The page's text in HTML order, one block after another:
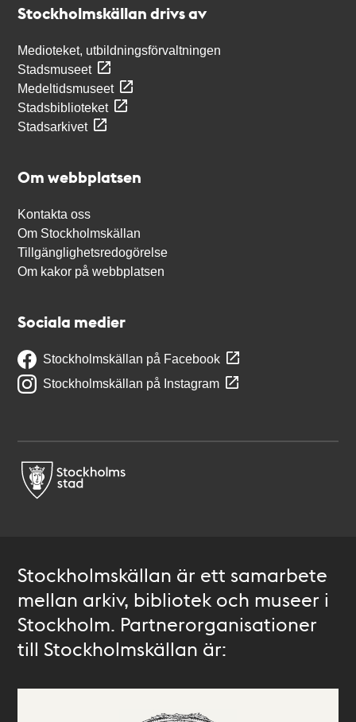
Stockholmskällan drivs av
Medioteket, utbildningsförvaltningen
Stadsmuseet
Medeltidsmuseet
Stadsbiblioteket
Stadsarkivet
Om webbplatsen
Kontakta oss
Om Stockholmskällan
Tillgänglighetsredogörelse
Om kakor på webbplatsen
Sociala medier
Stockholmskällan på Facebook
Stockholmskällan på Instagram
Stockholmskällan är ett samarbete
mellan arkiv, bibliotek och museer i
Stockholm. Partnerorganisationer
till Stockholmskällan är: